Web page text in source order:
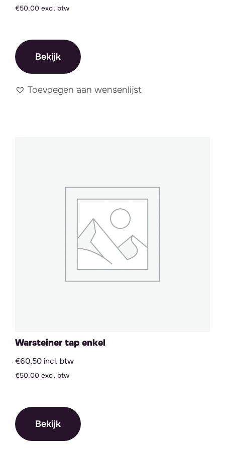
€50,00 excl. btw
Bekijk
Toevoegen aan wensenlijst
Warsteiner tap enkel
€60,50 incl. btw
€50,00 excl. btw
Bekijk